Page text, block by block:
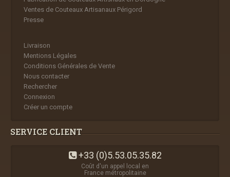
Ventes de Couteaux Artisanaux Périgord
Presse
Livraison
Mentions Légales
Conditions Générales de Vente
Nous contacter
Rechercher
Connexion
Créer un compte
SERVICE CLIENT
+33 (0)5.53.05.35.82
Coût d'un appel local en
France métropolitaine